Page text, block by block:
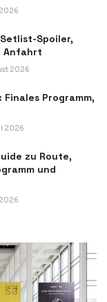
Spoiler,
Anfahrt
2026
Programm,
2026
zu Route,
und